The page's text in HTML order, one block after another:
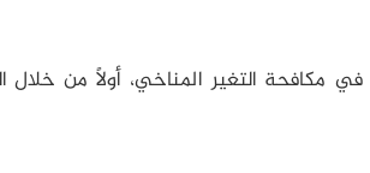
مكافحة التغير المناخي، أولًا من خلال